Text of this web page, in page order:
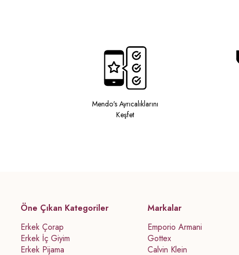
Mendo's Ayrıcalıklarını
Keşfet
Öne Çıkan Kategoriler
Erkek Çorap
Erkek İç Giyim
Erkek Pijama
Markalar
Emporio Armani
Gottex
Calvin Klein